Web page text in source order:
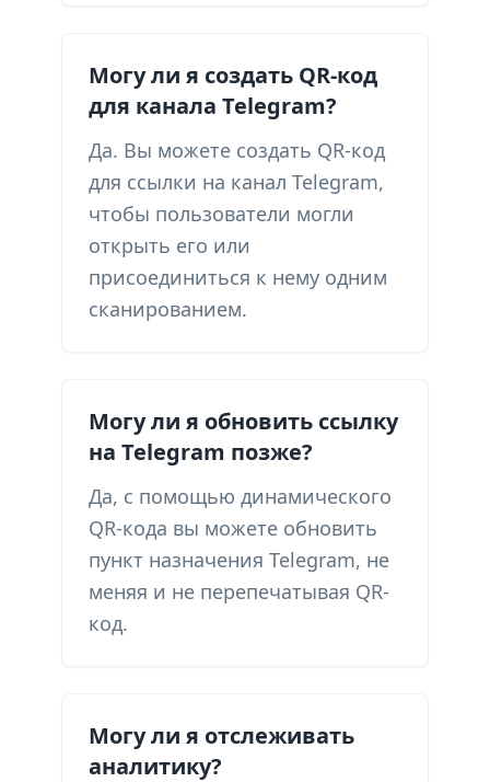
Могу ли я создать QR-код
для канала Telegram?
Да. Вы можете создать QR-код
для ссылки на канал Telegram,
чтобы пользователи могли
открыть его или
присоединиться к нему одним
сканированием.
Могу ли я обновить ссылку
на Telegram позже?
Да, с помощью динамического
QR-кода вы можете обновить
пункт назначения Telegram, не
меняя и не перепечатывая QR-
код.
Могу ли я отслеживать
аналитику?